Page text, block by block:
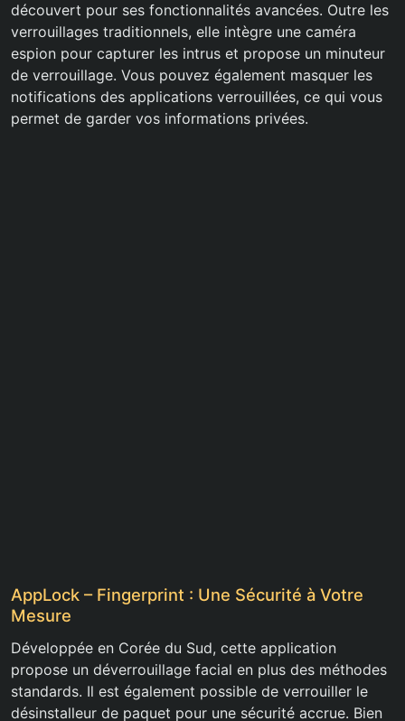
découvert pour ses fonctionnalités avancées. Outre les
verrouillages traditionnels, elle intègre une caméra
espion pour capturer les intrus et propose un minuteur
de verrouillage. Vous pouvez également masquer les
notifications des applications verrouillées, ce qui vous
permet de garder vos informations privées.
AppLock – Fingerprint : Une Sécurité à Votre
Mesure
Développée en Corée du Sud, cette application
propose un déverrouillage facial en plus des méthodes
standards. Il est également possible de verrouiller le
désinstalleur de paquet pour une sécurité accrue. Bien